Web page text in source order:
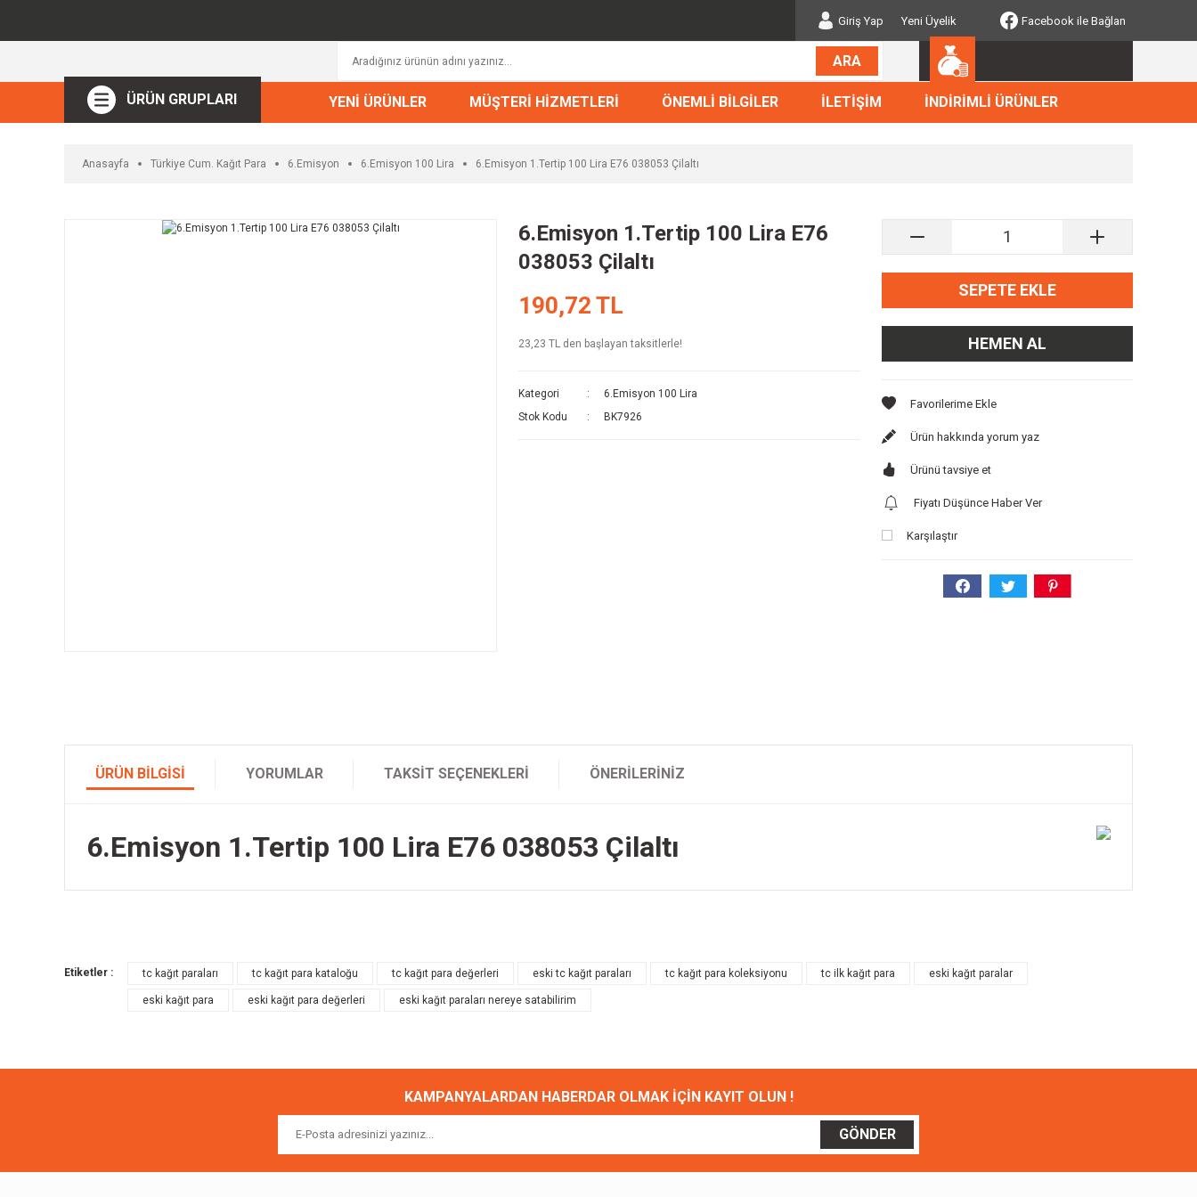
Giriş Yap Yeni Üyelik Facebook ile Bağlan
ARA
ÜRÜN GRUPLARI YENİ ÜRÜNLER MÜŞTERİ HİZMETLERİ ÖNEMLİ BİLGİLER İLETİŞİM İNDİRİMLİ ÜRÜNLER
Anasayfa Türkiye Cum. Kağıt Para 6.Emisyon 6.Emisyon 100 Lira 6.Emisyon 1.Tertip 100 Lira E76 038053 Çilaltı
6.Emisyon 1.Tertip 100 Lira E76
038053 Çilaltı
190,72 TL
23,23 TL den başlayan taksitlerle!
Kategori
6.Emisyon 100 Lira
Stok Kodu
BK7926
SEPETE EKLE
HEMEN AL
Ürün hakkında yorum yaz
Ürünü tavsiye et
Fiyatı Düşünce Haber Ver
Karşılaştır
ÜRÜN BILGISI YORUMLAR TAKSIT SEÇENEKLERI ÖNERILERINIZ
6.Emisyon 1.Tertip 100 Lira E76 038053 Çilaltı
Yorum Yaz
Ürün resmi kalitesiz, bozuk veya görüntülenemiyor.
Ürün açıklamasında eksik bilgiler bulunuyor.
Etiketler : tc kağıt paraları tc kağıt para kataloğu tc kağıt para değerleri eski tc kağıt paraları tc kağıt para koleksiyonu tc ilk kağıt para eski kağıt paralar
eski kağıt para eski kağıt para değerleri eski kağıt paraları nereye satabilirim
KAMPANYALARDAN HABERDAR OLMAK İÇİN KAYIT OLUN !
GÖNDER